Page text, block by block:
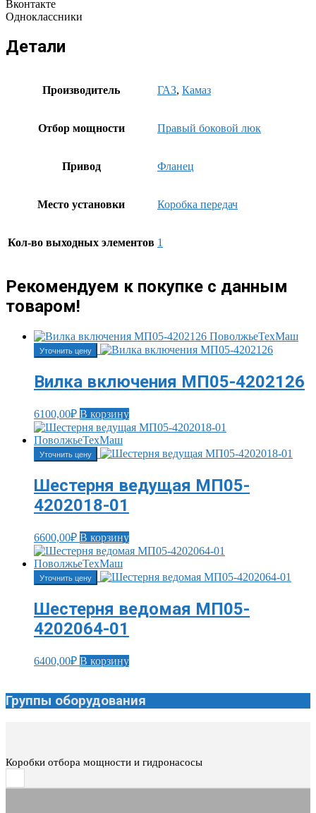
Вконтакте
Одноклассники
Детали
Производитель ГАЗ, Камаз
Отбор мощности Правый боковой люк
Привод Фланец
Место установки Коробка передач
Кол-во выходных элементов 1
Рекомендуем к покупке с данным
товаром!
Уточнить цену
Вилка включения МП05-4202126
6100,00₽ В корзину
Уточнить цену
Шестерня ведущая МП05-
4202018-01
6600,00₽ В корзину
Уточнить цену
Шестерня ведомая МП05-
4202064-01
6400,00₽ В корзину
Группы оборудования
Коробки отбора мощности и гидронасосы